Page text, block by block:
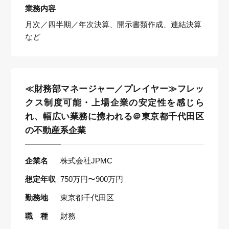
業務内容
月次／四半期／年次決算、開示書類作成、連結決算
など
≪財務部マネージャー／プレイヤー≫フレッ
クス制度可能・上場企業の安定性を感じら
れ、幅広い業務に携われる＠東京都千代田区
の不動産系企業
企業名 株式会社JPMC
想定年収 750万円〜900万円
勤務地 東京都千代田区
職 種 財務